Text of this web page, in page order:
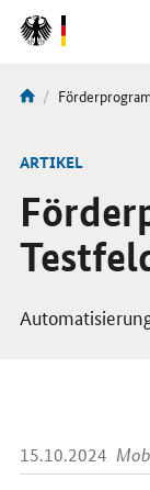
DirektZu:
Navigation
Sie
hier:
Aktuelle
ARTIKEL
15.10.2024